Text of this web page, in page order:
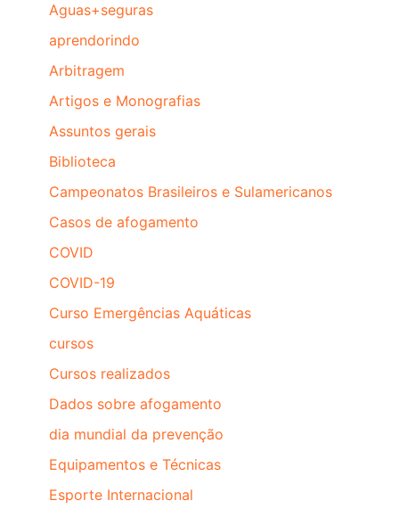
Aguas+seguras
aprendorindo
Arbitragem
Artigos e Monografias
Assuntos gerais
Biblioteca
Campeonatos Brasileiros e Sulamericanos
Casos de afogamento
COVID
COVID-19
Curso Emergências Aquáticas
cursos
Cursos realizados
Dados sobre afogamento
dia mundial da prevenção
Equipamentos e Técnicas
Esporte Internacional